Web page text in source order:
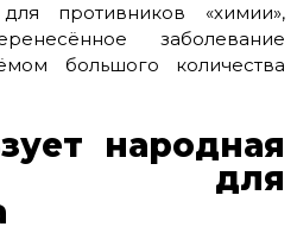
противников «химии»,
заболевание
большого количества
народная
для